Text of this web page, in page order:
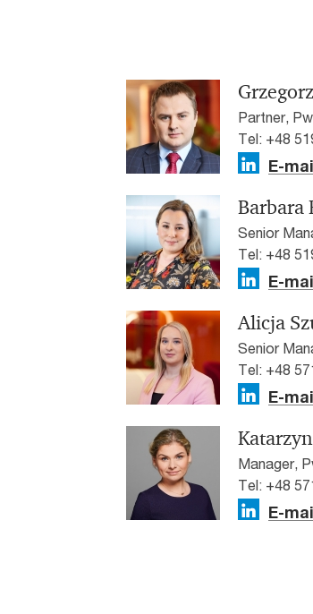
Partner,
Tel: +48
E-
Barbara
Senior
Tel: +48
E-
Alicja
Senior
Tel: +48
E-
Manager,
Tel: +48
E-